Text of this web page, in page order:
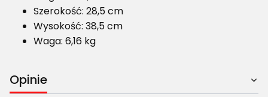
Szerokość: 28,5 cm
Wysokość: 38,5 cm
Waga: 6,16 kg
Opinie